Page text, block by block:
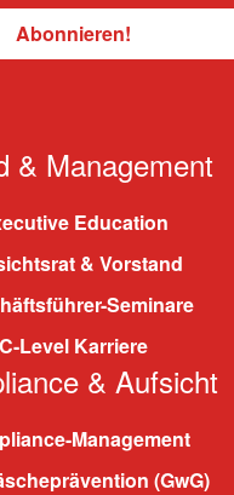
& Management
Education
& Vorstand
Seminare
C-Level Karriere
& Aufsicht
Management
(GwG)